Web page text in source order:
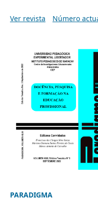
Ver revista Número
PARADIGMA